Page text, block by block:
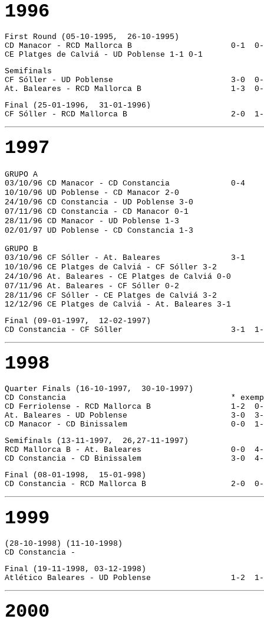
1996
First Round (05-10-1995,  26-10-1995)
CD Manacor - RCD Mallorca B
CE Platges de Calviá - UD Poblense 1-1 0-1
Semifinals
CF Sóller -
At. Baleares
Final (25-01-1996,  31-01-1996)
CF Sóller -
1997
GRUPO A
03/10/96 CD Manacor - CD Constancia
		0-4
10/10/96 UD Poblense - CD Manacor 2-0
24/10/96 CD Constancia - UD Poblense 3-0
07/11/96 CD Constancia - CD Manacor 0-1
28/11/96 CD Manacor - UD Poblense 1-3
02/01/97 UD Poblense - CD Constancia 1-3
GRUPO B
03/10/96 CF Sóller - At. Baleares
		3-1
10/10/96 CE Platges de Calviá - CF Sóller 3-2
24/10/96 At. Baleares - CE Platges de Calviá 0-0
07/11/96 At. Baleares - CF Sóller 0-2
28/11/96 CF Sóller - CE Platges de Calviá 3-2
12/12/96 CE Platges de Calviá - At. Baleares 3-1
Final (09-01-1997,  12-02-1997)
CD Constancia - CF Sóller
1998
Quarter Finals (16-10-1997,  30-10-1997)
CD Constancia					*
CD Ferriolense - RCD Mallorca B
At. Baleares - UD Poblense
CD Manacor - CD Binissalem
Semifinals (13-11-1997,  26,27-11-1997)
RCD Mallorca B - At. Baleares
CD Constancia - CD Binissalem
Final (08-01-1998,  15-01-998)
CD Constancia - RCD Mallorca B
1999
(28-10-1998) (11-10-1998)
CD Constancia -
Final (19-11-1998, 03-12-1998)
Atlético Baleares - UD Poblense
2000